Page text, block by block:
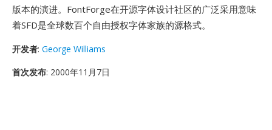
版本的演进。FontForge在开源字体设计社区的广泛采用意味
着SFD是全球数百个自由授权字体家族的源格式。
开发者: George Williams
首次发布: 2000年11月7日